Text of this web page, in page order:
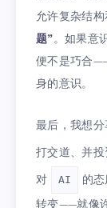
允许复杂结
题”。如果意
便不是巧合
身的意识。
最后，我想
打交道、并投
对
AI
的
转变——就像